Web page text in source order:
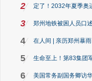
2 定了！2032年夏季奥
3 郑州地铁被困人员口
4 在人间 | 亲历郑州暴
5 生命至上！第83集团
6 美国常务副国务卿访